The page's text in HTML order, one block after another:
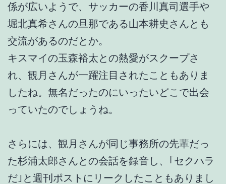
係が広いようで、サッカーの香川真司選手や
堀北真希さんの旦那である山本耕史さんとも
交流があるのだとか。
キスマイの玉森裕太との熱愛がスクープさ
れ、観月さんが一躍注目されたこともありま
したね。無名だったのにいったいどこで出会
っていたのでしょうね。
さらには、観月さんが同じ事務所の先輩だっ
た杉浦太郎さんとの会話を録音し、｢セクハラ
だ｣と週刊ポストにリークしたこともありまし